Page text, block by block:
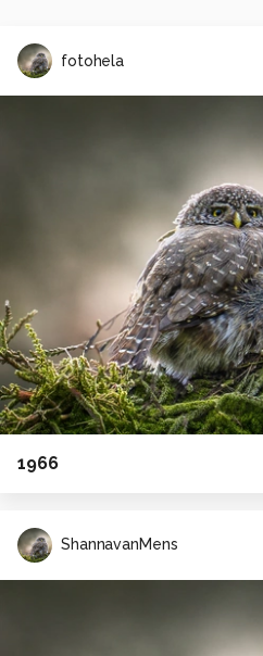
fotohela
1966
ShannavanMens